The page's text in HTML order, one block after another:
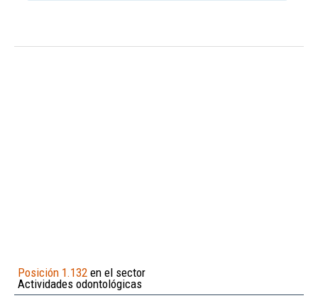
Posición 1.132 en el sector
Actividades odontológicas